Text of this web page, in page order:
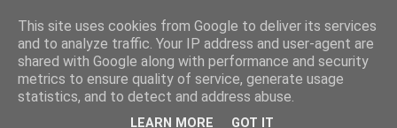
Mark Van den Borre
This site uses cookies from Google to deliver its services
and to analyze traffic. Your IP address and user-agent are
shared with Google along with performance and security
metrics to ensure quality of service, generate usage
statistics, and to detect and address abuse.
LEARN MORE GOT IT